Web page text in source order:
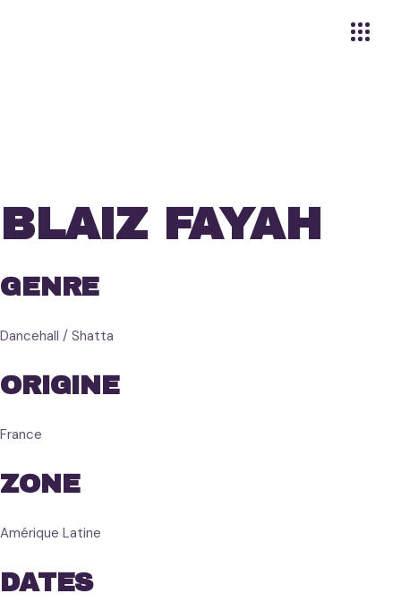
BLAIZ FAYAH
GENRE
Dancehall / Shatta
ORIGINE
France
ZONE
Amérique Latine
DATES